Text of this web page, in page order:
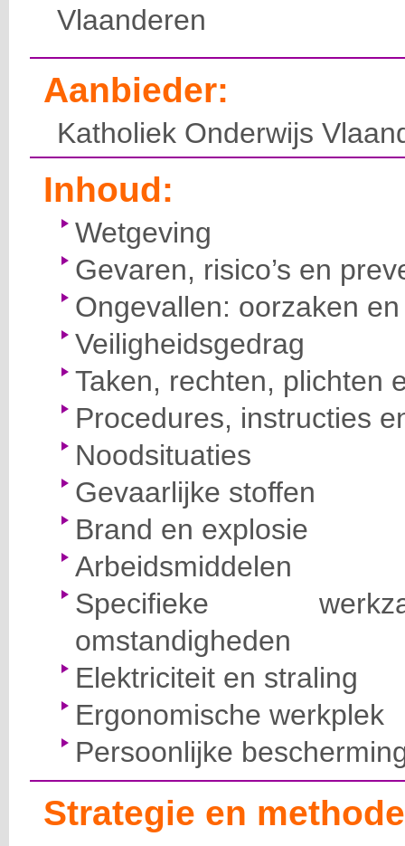
Vlaanderen
Aanbieder:
Katholiek Onderwijs
Inhoud:
Wetgeving
Gevaren, risico’s en
Ongevallen: oorzaken
Veiligheidsgedrag
Taken, rechten, plichten
Procedures, instructies
Noodsituaties
Gevaarlijke stoffen
Brand en explosie
Arbeidsmiddelen
Specifieke
omstandigheden
Elektriciteit en straling
Ergonomische werkplek
Persoonlijke
Strategie en